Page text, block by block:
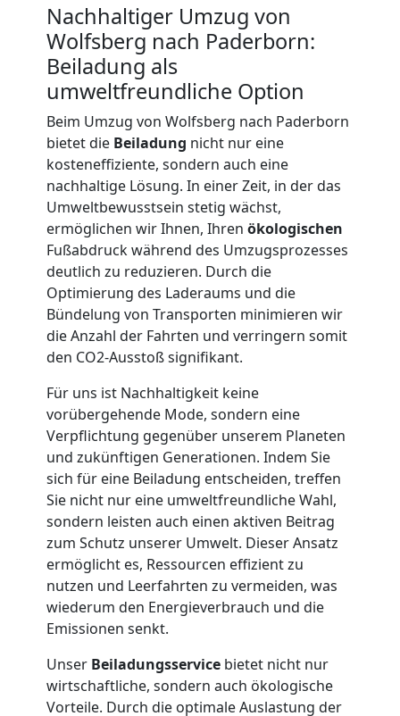
Nachhaltiger Umzug von
Wolfsberg nach Paderborn:
Beiladung als
umweltfreundliche Option
Beim Umzug von Wolfsberg nach Paderborn
bietet die Beiladung nicht nur eine
kosteneffiziente, sondern auch eine
nachhaltige Lösung. In einer Zeit, in der das
Umweltbewusstsein stetig wächst,
ermöglichen wir Ihnen, Ihren ökologischen
Fußabdruck während des Umzugsprozesses
deutlich zu reduzieren. Durch die
Optimierung des Laderaums und die
Bündelung von Transporten minimieren wir
die Anzahl der Fahrten und verringern somit
den CO2-Ausstoß signifikant.
Für uns ist Nachhaltigkeit keine
vorübergehende Mode, sondern eine
Verpflichtung gegenüber unserem Planeten
und zukünftigen Generationen. Indem Sie
sich für eine Beiladung entscheiden, treffen
Sie nicht nur eine umweltfreundliche Wahl,
sondern leisten auch einen aktiven Beitrag
zum Schutz unserer Umwelt. Dieser Ansatz
ermöglicht es, Ressourcen effizient zu
nutzen und Leerfahrten zu vermeiden, was
wiederum den Energieverbrauch und die
Emissionen senkt.
Unser Beiladungsservice bietet nicht nur
wirtschaftliche, sondern auch ökologische
Vorteile. Durch die optimale Auslastung der
LKW
Möbellift
Wolfsberg
Übersiedlung
Wolfsberg
Klaviertransport
Wolfsberg
Privatumzug
Wolfsberg
Tresortransport
Wolfsberg
Umzug